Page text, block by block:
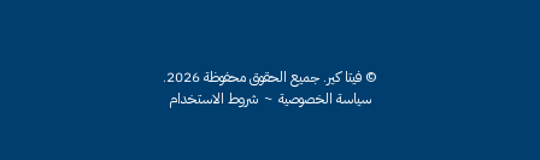
© فيتا كير. جميع الحقوق محفوظة 2026.
سياسة الخصوصية ~ شروط الاستخدام